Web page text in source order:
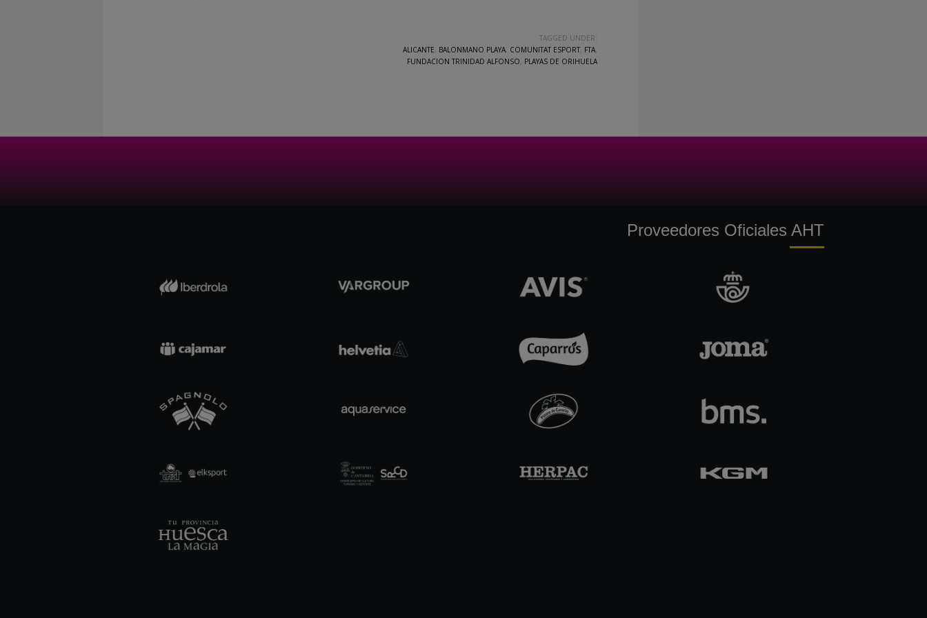
TAGGED UNDER:
ALICANTE, BALONMANO PLAYA, COMUNITAT ESPORT, FTA,
FUNDACION TRINIDAD ALFONSO, PLAYAS DE ORIHUELA
Proveedores Oficiales AHT